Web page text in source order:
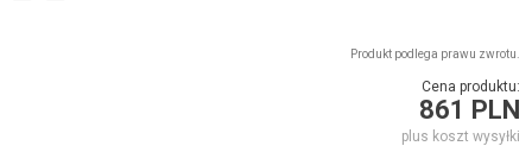
Produkt podlega prawu zwrotu.
Cena produktu:
861 PLN
plus koszt wysyłki